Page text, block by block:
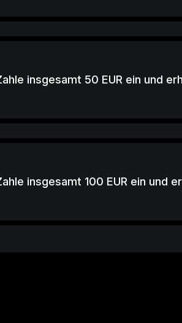
insgesamt 50 EUR ein und
insgesamt 100 EUR ein und